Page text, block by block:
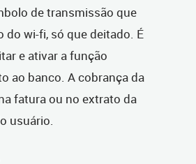
de transmissão que
do wi-fi, só que deitado. É
e ativar a função
ao banco. A cobrança da
fatura ou no extrato da
usuário.